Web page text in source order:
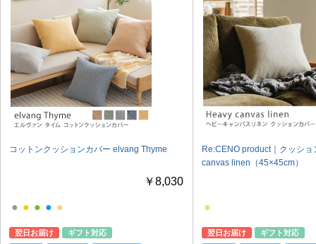
コットンクッションカバー elvang Thyme
￥8,030
● ● ● ● ●
翌日お届け
ギフト対応
Re:CENO product｜クッシ
canvas linen（45×45cm）
●
翌日お届け
ギフト対応